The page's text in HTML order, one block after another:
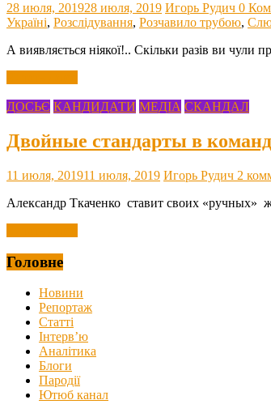
28 июля, 201928 июля, 2019 Игорь Рудич 0
Україні, Розслідування, Розчавило трубою,
А виявляється ніякої!.. Скільки разів ви чули
ДОСЬЄ КАНДИДАТИ МЕДІА СКАНДАЛ
Двойные стандарты в
11 июля, 201911 июля, 2019 Игорь Рудич 2
Александр Ткаченко ставит своих «ручных»
Головне
Новини
Репортаж
Статті
Інтерв’ю
Аналітика
Блоги
Пародії
Ютюб канал